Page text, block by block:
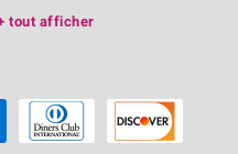
tout afficher